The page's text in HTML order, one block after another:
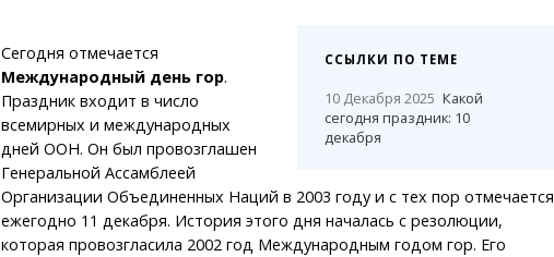
ССЫЛКИ ПО ТЕМЕ
10 Декабря 2025 Какой
сегодня праздник: 10
декабря
Сегодня отмечается
Международный день гор.
Праздник входит в число
всемирных и международных
дней ООН. Он был провозглашен
Генеральной Ассамблеей
Организации Объединенных Наций в 2003 году и с тех пор отмечается
ежегодно 11 декабря. История этого дня началась с резолюции,
которая провозгласила 2002 год Международным годом гор. Его